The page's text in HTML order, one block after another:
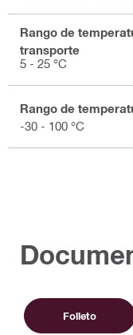
Rango de
transporte
5 - 25 °C
Rango de
-30 - 100 °C
Folleto